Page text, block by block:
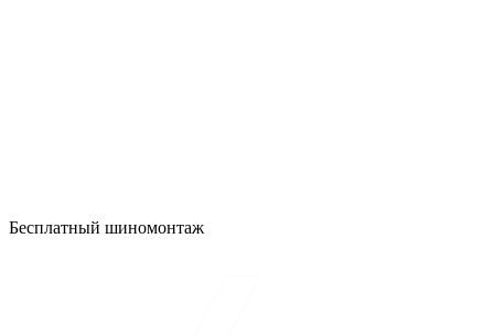
Бесплатный шиномонтаж